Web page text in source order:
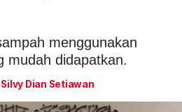
menggunakan
mudah didapatkan.
Silvy Dian Setiawan